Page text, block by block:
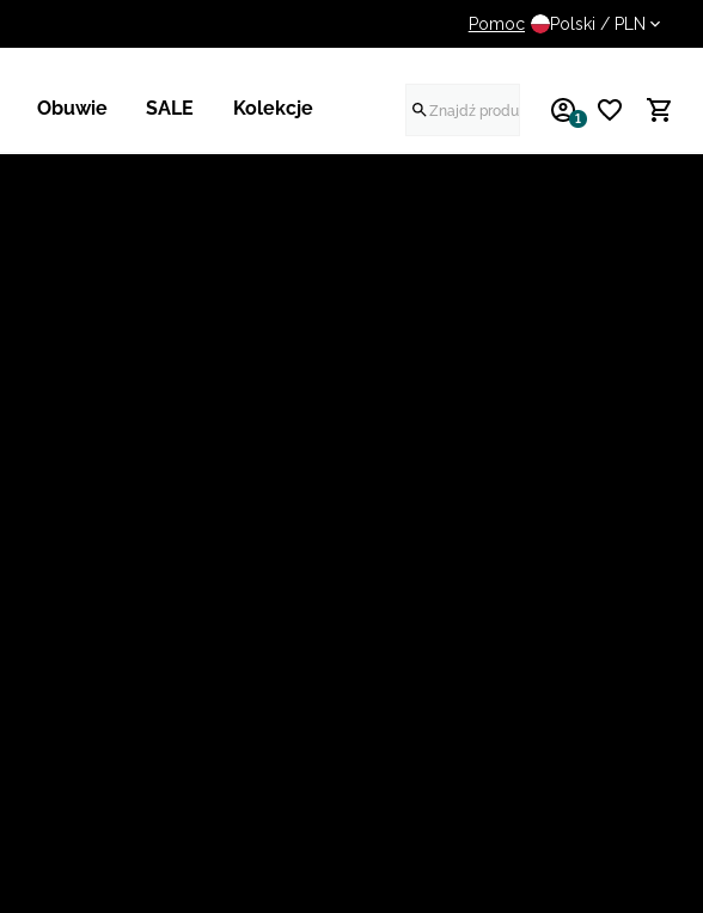
UWAGA NA FAŁSZYWE
Pomoc Polski / PLN
Obuwie SALE Kolekcje 1